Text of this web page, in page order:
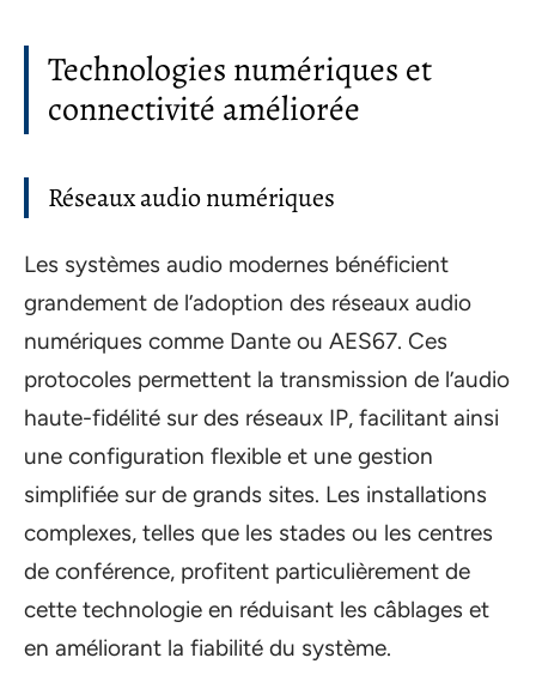
Technologies numériques et
connectivité améliorée
Réseaux audio numériques
Les systèmes audio modernes bénéficient
grandement de l’adoption des réseaux audio
numériques comme Dante ou AES67. Ces
protocoles permettent la transmission de l’audio
haute-fidélité sur des réseaux IP, facilitant ainsi
une configuration flexible et une gestion
simplifiée sur de grands sites. Les installations
complexes, telles que les stades ou les centres
de conférence, profitent particulièrement de
cette technologie en réduisant les câblages et
en améliorant la fiabilité du système.